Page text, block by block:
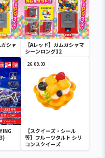
ガシャ
【Aレッド】ガムガシャマ
シーンロング12
26.08.03
【スクイーズ・シール
等】フルーツタルト シリ
コンスクイーズ